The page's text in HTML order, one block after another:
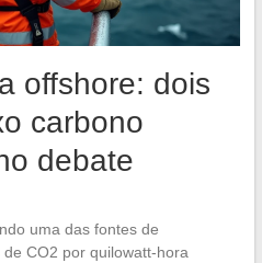
offshore: dois
carbono
debate
uma das fontes de
CO2 por quilowatt-hora